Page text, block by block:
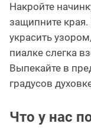
Накройте
защипните
украсить
пиалке слегка
Выпекайте в
градусов
Что у нас